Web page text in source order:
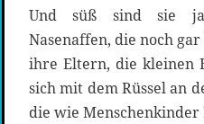
Und süß sind sie
Nasenaffen, die noch
ihre Eltern, die kleinen
sich mit dem Rüssel an
die wie Menschenkinder